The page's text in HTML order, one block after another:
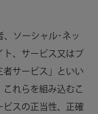
ソーシャル･ネッ
ト、サービス又はプ
サービス」といい
れらを組み込むこ
ビスの正当性、正確